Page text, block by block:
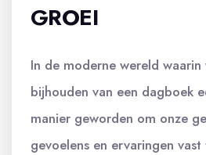
GROEI
In de moderne wereld waarin
bijhouden van een dagboek
manier geworden om onze
gevoelens en ervaringen